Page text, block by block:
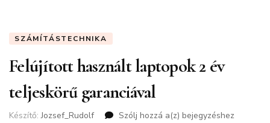
SZÁMÍTÁSTECHNIKA
Felújított használt laptopok 2 év
teljeskörű garanciával
Készítő:Jozsef_Rudolf Szólj hozzá a(z) Felújított
bejegyzéshez